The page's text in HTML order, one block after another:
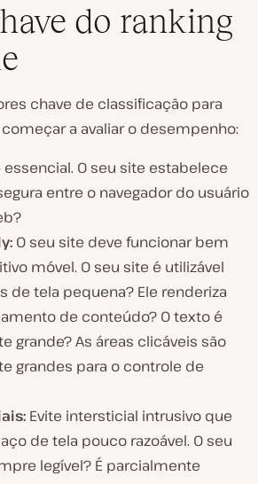
do ranking
chave de classificação para
a avaliar o desempenho:
essencial. O seu site estabelece
entre o navegador do usuário
O seu site deve funcionar bem
móvel. O seu site é utilizável
de tela pequena? Ele renderiza
de conteúdo? O texto é
grande? As áreas clicáveis são
grandes para o controle de
Evite intersticial intrusivo que
de tela pouco razoável. O seu
legível? É parcialmente